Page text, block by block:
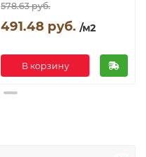
578.63 руб.
491.48 руб. /м2
В корзину